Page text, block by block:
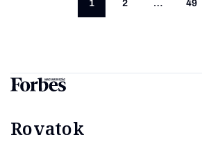
1 2 … 49
Rovatok